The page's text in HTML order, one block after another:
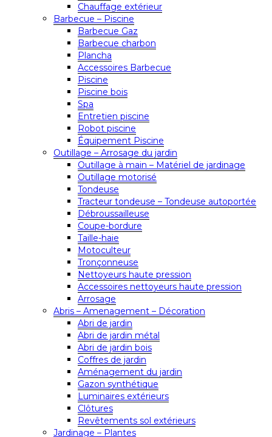
Chauffage extérieur
Barbecue – Piscine
Barbecue Gaz
Barbecue charbon
Plancha
Accessoires Barbecue
Piscine
Piscine bois
Spa
Entretien piscine
Robot piscine
Équipement Piscine
Outillage – Arrosage du jardin
Outillage à main – Matériel de jardinage
Outillage motorisé
Tondeuse
Tracteur tondeuse – Tondeuse autoportée
Débroussailleuse
Coupe-bordure
Taille-haie
Motoculteur
Tronçonneuse
Nettoyeurs haute pression
Accessoires nettoyeurs haute pression
Arrosage
Abris – Amenagement – Décoration
Abri de jardin
Abri de jardin métal
Abri de jardin bois
Coffres de jardin
Aménagement du jardin
Gazon synthétique
Luminaires extérieurs
Clôtures
Revêtements sol extérieurs
Jardinage – Plantes